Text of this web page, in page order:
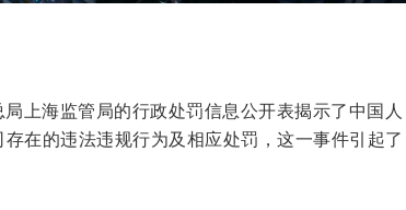
上海监管局的行政处罚信息公开表揭示了中国人
在的违法违规行为及相应处罚，这一事件引起了